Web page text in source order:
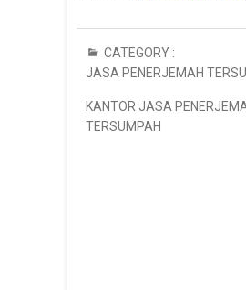
CATEGORY :
JASA PENERJEMAH
KANTOR JASA
TERSUMPAH